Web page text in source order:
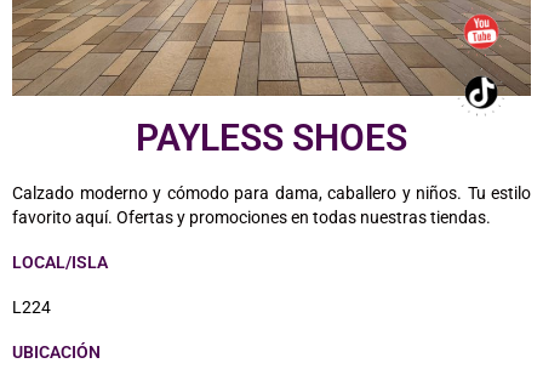
PAYLESS SHOES
Calzado moderno y cómodo para dama, caballero y niños. Tu estilo
favorito aquí. Ofertas y promociones en todas nuestras tiendas.
LOCAL/ISLA
L224
UBICACIÓN